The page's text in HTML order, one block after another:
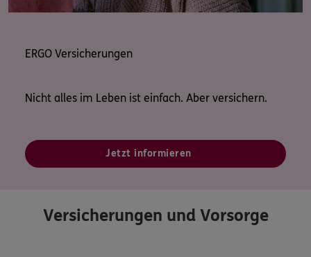
ERGO Versicherungen
Nicht alles im Leben ist einfach. Aber versichern.
Jetzt informieren
Versicherungen und Vorsorge